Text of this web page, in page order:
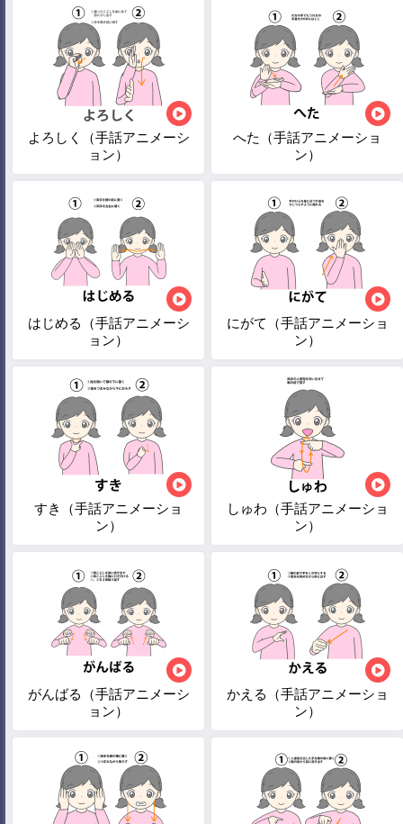
よろしく（手話アニメーシ
ョン）
へた（手話アニメーショ
ン）
はじめる（手話アニメーシ
ョン）
にがて（手話アニメーショ
ン）
すき（手話アニメーショ
ン）
しゅわ（手話アニメーショ
ン）
がんばる（手話アニメーシ
ョン）
かえる（手話アニメーショ
ン）